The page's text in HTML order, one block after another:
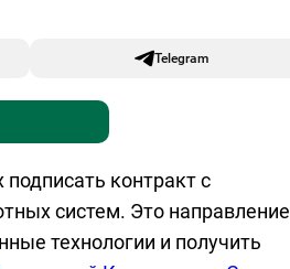
Telegram
контракт с
систем. Это направление
технологии и получить